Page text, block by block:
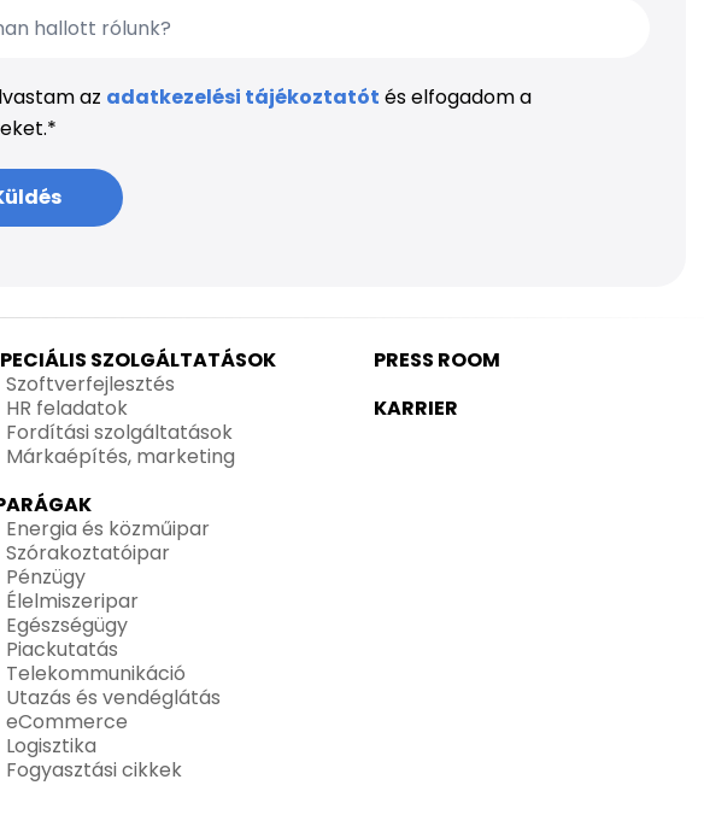
az adatkezelési tájékoztatót és elfogadom a
*
SZOLGÁLTATÁSOK
Szoftverfejlesztés
HR feladatok
Fordítási szolgáltatások
Márkaépítés, marketing
Energia és közműipar
Szórakoztatóipar
Pénzügy
Élelmiszeripar
Egészségügy
Piackutatás
Telekommunikáció
Utazás és vendéglátás
eCommerce
Logisztika
Fogyasztási cikkek
PRESS ROOM
KARRIER